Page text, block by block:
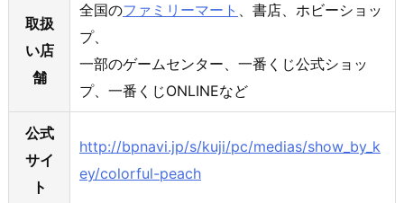
取扱
い店
舗
全国のファミリーマート 、書店、ホビーショッ
プ、
一部のゲームセンター、一番くじ公式ショッ
プ、一番くじONLINEなど
公式
サイ
ト
http://bpnavi.jp/s/kuji/pc/medias/show_by_k
ey/colorful-peach